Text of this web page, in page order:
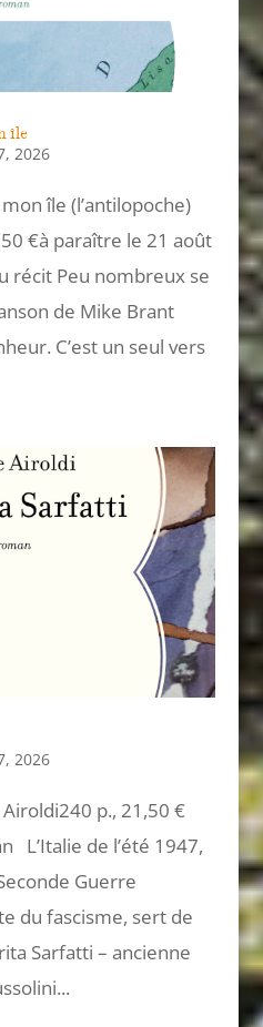
île
2026
île (l’antilopoche)
€à paraître le 21 août
récit Peu nombreux se
de Mike Brant
C’est un seul vers
2026
Airoldi240 p., 21,50 €
L’Italie de l’été 1947,
Guerre
du fascisme, sert de
Sarfatti – ancienne